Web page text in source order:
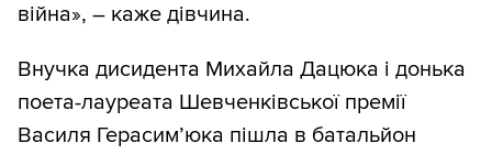
війна», – каже дівчина.
Внучка дисидента Михайла Дацюка і донька
поета-лауреата Шевченківської премії
Василя Герасим’юка пішла в батальйон